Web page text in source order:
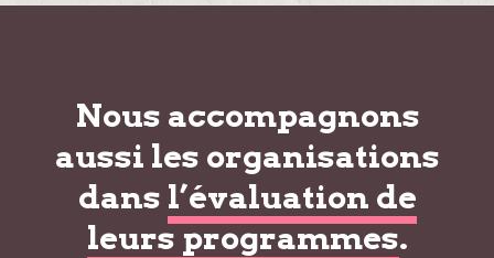
Nous accompagnons
aussi les organisations
dans l’évaluation de
leurs programmes.